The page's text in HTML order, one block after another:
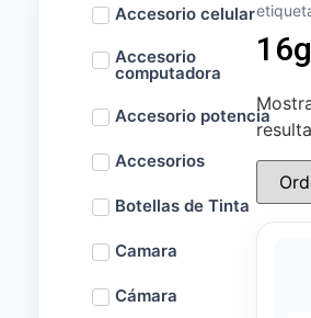
Accesorio celular
Accesorio
computadora
Accesorio potencia
Accesorios
Botellas de Tinta
Camara
Cámara